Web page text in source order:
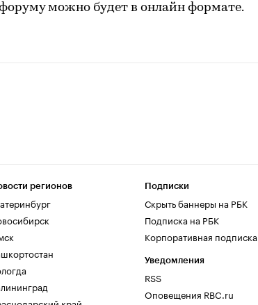
можно будет в онлайн формате.
регионов Подписки
Скрыть баннеры на РБК
Подписка на РБК
Корпоративная подписка
Уведомления
RSS
Оповещения RBC.ru